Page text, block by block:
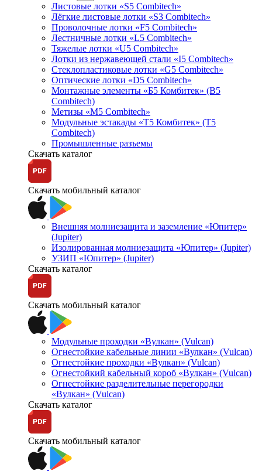
Листовые лотки «S5 Combitech»
Лёгкие листовые лотки «S3 Combitech»
Проволочные лотки «F5 Combitech»
Лестничные лотки «L5 Combitech»
Тяжелые лотки «U5 Combitech»
Лотки из нержавеющей стали «I5 Combitech»
Стеклопластиковые лотки «G5 Combitech»
Оптические лотки «D5 Combitech»
Монтажные элементы «Б5 Комбитек» (B5
Combitech)
Метизы «M5 Combitech»
Модульные эстакады «Т5 Комбитек» (T5
Combitech)
Промышленные разъемы
Скачать каталог
Скачать мобильный каталог
Внешняя молниезащита и заземление «Юпитер»
(Jupiter)
Изолированная молниезащита «Юпитер» (Jupiter)
УЗИП «Юпитер» (Jupiter)
Скачать каталог
Скачать мобильный каталог
Модульные проходки «Вулкан» (Vulcan)
Огнестойкие кабельные линии «Вулкан» (Vulcan)
Огнестойкие проходки «Вулкан» (Vulcan)
Огнестойкий кабельный короб «Вулкан» (Vulcan)
Огнестойкие разделительные перегородки
«Вулкан» (Vulcan)
Скачать каталог
Скачать мобильный каталог